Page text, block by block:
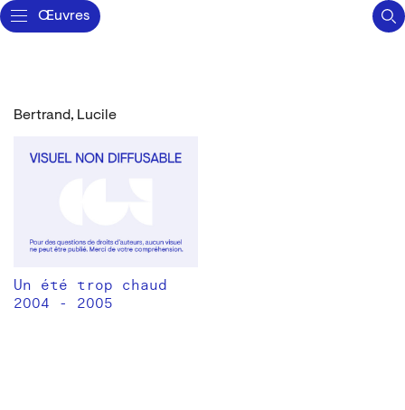
Œuvres
Bertrand, Lucile
Un été trop chaud
2004 - 2005